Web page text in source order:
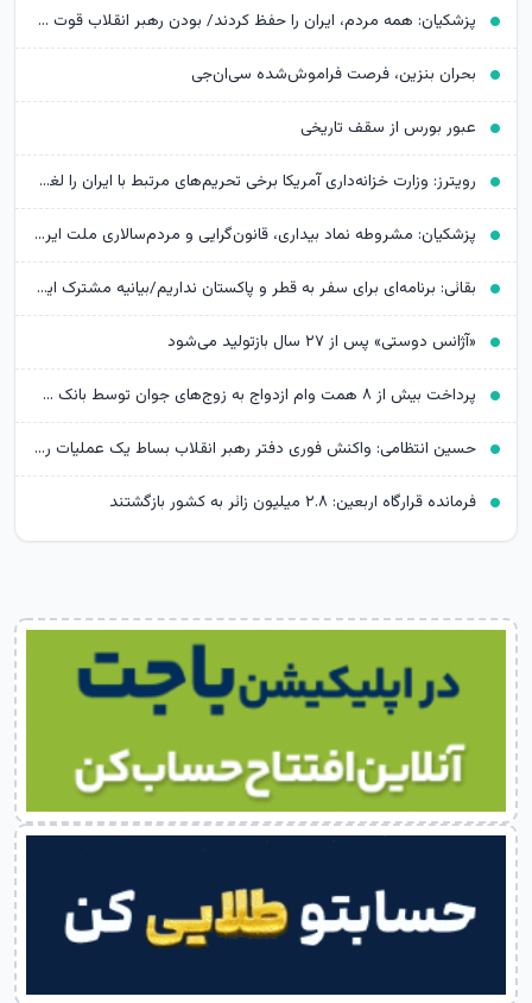
پزشکیان: همه مردم، ایران را حفظ کردند/ بودن رهبر انقلاب قوت قلب بالایی برای ماست
بحران بنزین، فرصت فراموش‌شده سی‌ان‌جی
عبور بورس از سقف تاریخی
رویترز: وزارت خزانه‌داری آمریکا برخی تحریم‌های مرتبط با ایران را لغو کرد
پزشکیان: مشروطه نماد بیداری، قانون‌گرایی و مردم‌سالاری ملت ایران است
بقائی: برنامه‌ای برای سفر به قطر و پاکستان نداریم/بیانیه مشترک ایران و عمان در مرحله تدوین
«آژانس دوستی» پس از ۲۷ سال بازتولید می‌شود
پرداخت بیش از ۸ همت وام ازدواج به زوج‌های جوان توسط بانک ملی ایران
حسین انتظامی: واکنش فوری دفتر رهبر انقلاب بساط یک عملیات را جمع کرد
فرمانده قرارگاه اربعین: ۲.۸ میلیون زائر به کشور بازگشتند